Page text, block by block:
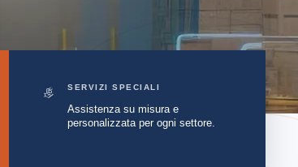
SERVIZI SPECIALI
Assistenza su misura e
personalizzata per ogni settore.